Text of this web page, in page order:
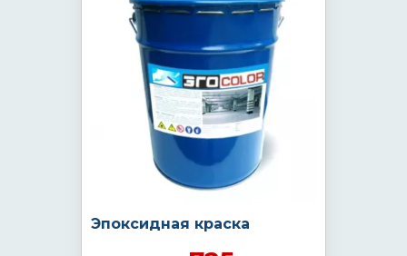
Эпоксидная краска